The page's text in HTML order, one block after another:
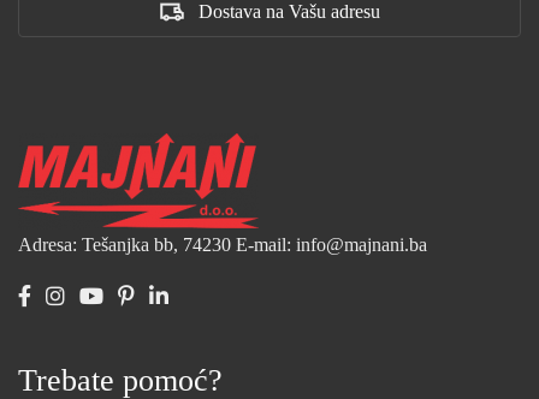
Dostava na Vašu adresu
Adresa: Tešanjka bb, 74230 E-mail: info@majnani.ba
Trebate pomoć?